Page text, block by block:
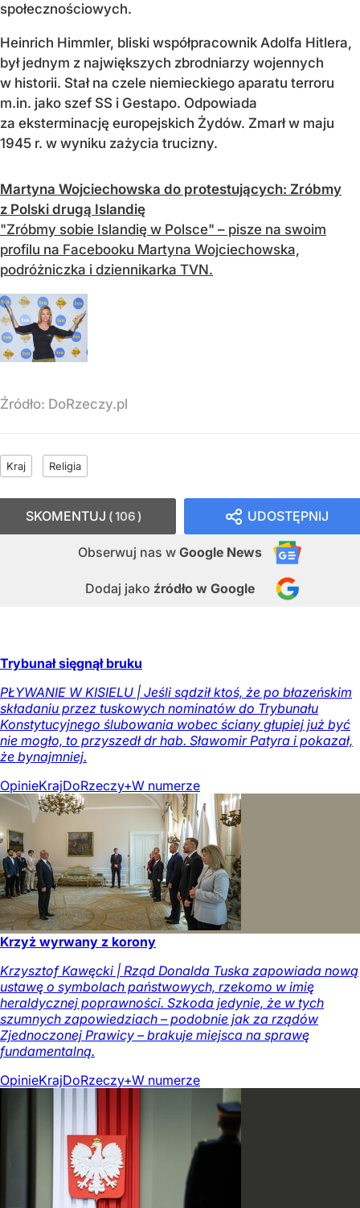
społecznościowych.
Heinrich Himmler, bliski współpracownik Adolfa Hitlera,
był jednym z największych zbrodniarzy wojennych
w historii. Stał na czele niemieckiego aparatu terroru
m.in. jako szef SS i Gestapo. Odpowiada
za eksterminację europejskich Żydów. Zmarł w maju
1945 r. w wyniku zażycia trucizny.
Martyna Wojciechowska do protestujących: Zróbmy
z Polski drugą Islandię
"Zróbmy sobie Islandię w Polsce" – pisze na swoim
profilu na Facebooku Martyna Wojciechowska,
podróżniczka i dziennikarka TVN.
Źródło: DoRzeczy.pl
Kraj Religia
UDOSTĘPNIJ
Obserwuj nas w Google News
Dodaj jako źródło w Google
SKOMENTUJ 106
Trybunał sięgnął bruku
PŁYWANIE W KISIELU | Jeśli sądził ktoś, że po błazeńskim
składaniu przez tuskowych nominatów do Trybunału
Konstytucyjnego ślubowania wobec ściany głupiej już być
nie mogło, to przyszedł dr hab. Sławomir Patyra i pokazał,
że bynajmniej.
OpinieKrajDoRzeczy+W numerze
Krzyż wyrwany z korony
Krzysztof Kawęcki | Rząd Donalda Tuska zapowiada nową
ustawę o symbolach państwowych, rzekomo w imię
heraldycznej poprawności. Szkoda jedynie, że w tych
szumnych zapowiedziach – podobnie jak za rządów
Zjednoczonej Prawicy – brakuje miejsca na sprawę
fundamentalną.
OpinieKrajDoRzeczy+W numerze